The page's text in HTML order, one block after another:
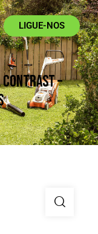
LIGUE-NOS
–